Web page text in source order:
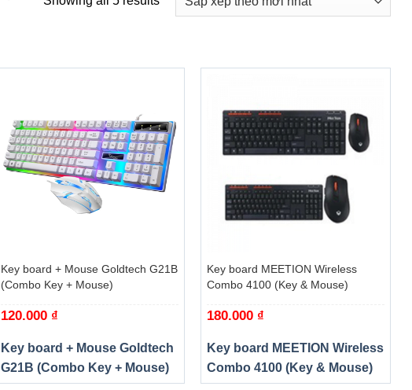
Key board + Mouse Goldtech G21B
(Combo Key + Mouse)
120.000 ₫
Key board + Mouse Goldtech
G21B (Combo Key + Mouse)
Key board MEETION Wireless
Combo 4100 (Key & Mouse)
180.000 ₫
Key board MEETION Wireless
Combo 4100 (Key & Mouse)